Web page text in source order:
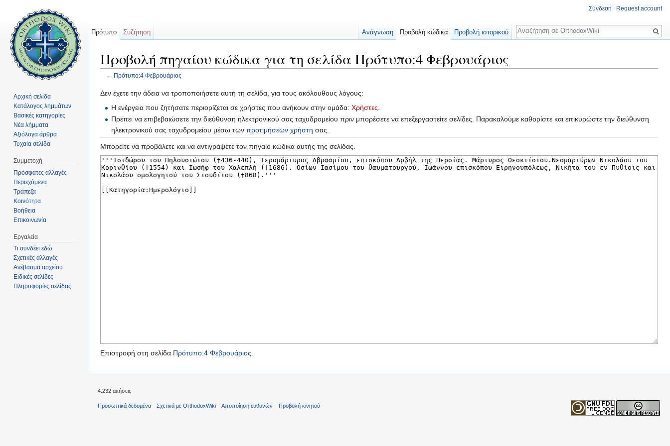
Προβολή πηγαίου κώδικα για τη σελίδα Πρότυπο:4 Φεβρουάριος
← Πρότυπο:4 Φεβρουάριος
Δεν έχετε την άδεια να τροποποιήσετε αυτή τη σελίδα, για τους ακόλουθους λόγους:
Η ενέργεια που ζητήσατε περιορίζεται σε χρήστες που ανήκουν στην ομάδα:Χρήστες
Πρέπει να επιβεβαιώσετε την διεύθυνση ηλεκτρονικού σας ταχυδρομείου πριν μπορέσετε να επεξεργαστείτε σελίδες. Παρακαλούμε καθορίστε και επικυρώστε την διεύθυνση
ηλεκτρονικού σας ταχυδρομείου μέσω τωνπροτιμήσεων χρήστη σας.
Μπορείτε να προβάλετε και να αντιγράψετε τον πηγαίο κώδικα αυτής της σελίδας.
Επιστροφή στη σελίδα Πρότυπο:4 Φεβρουάριος.
Σύνδεση Request account
Πρότυπο Συζήτηση Ανάγνωση Προβολή κώδικα Προβολή ιστορικού
Αναζήτηση
Αρχική σελίδα
Κατάλογος λημμάτων
Βασικές κατηγορίες
Νέα λήμματα
Αξιόλογα άρθρα
Τυχαία σελίδα
Συμμετοχή
Πρόσφατες αλλαγές
Περιεχόμενα
Τράπεζα
Κοινότητα
Βοήθεια
Επικοινωνία
Εργαλεία
Τι συνδέει εδώ
Σχετικές αλλαγές
Ανέβασμα αρχείου
Ειδικές σελίδες
Πληροφορίες σελίδας
4.232 αιτήσεις
Προσωπικά δεδομένα Σχετικά με OrthodoxWiki Αποποίηση ευθυνών Προβολή κινητού